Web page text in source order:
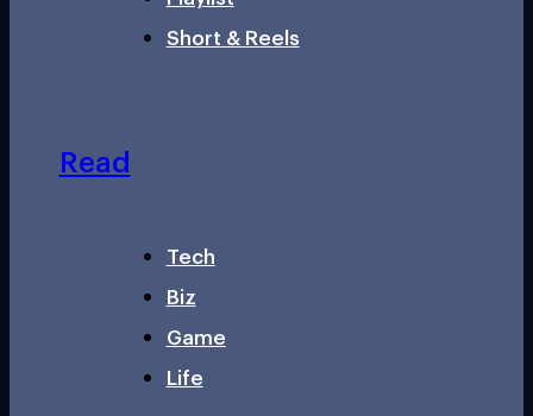
Short & Reels
Read
Tech
Biz
Game
Life